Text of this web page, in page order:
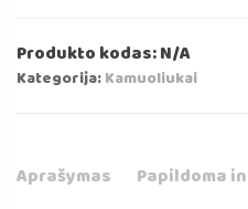
-
Permatomos
⌀
Produkto kodas:N/A
Kategorija:Kamuoliukai
Aprašymas Papildoma